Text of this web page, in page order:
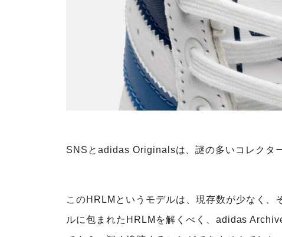
SNSとadidas Originalsは、謎の多いコレクタ
このHRLMというモデルは、現存数が少なく、
ルに包まれたHRLMを解くべく、adidas